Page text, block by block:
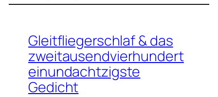
Gleitfliegerschlaf & das
zweitausendvierhundert
einundachtzigste
Gedicht